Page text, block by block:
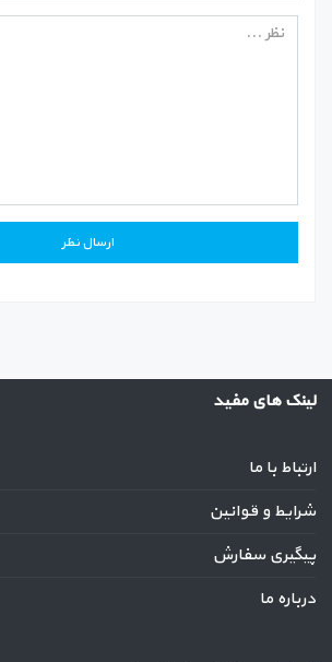
لینک های مفید
ارتباط با ما
شرایط و قوانین
پیگیری سفارش
درباره ما